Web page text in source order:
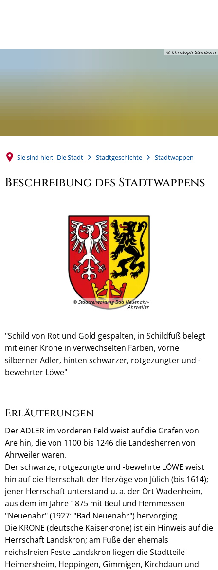
© Christoph Steinborn
Sie sind hier: Die Stadt Stadtgeschichte Stadtwappen
Beschreibung des Stadtwappens
© Stadtverwaltung Bad Neuenahr-
Ahrweiler
"Schild von Rot und Gold gespalten, in Schildfuß belegt
mit einer Krone in verwechselten Farben, vorne
silberner Adler, hinten schwarzer, rotgezungter und -
bewehrter Löwe"
Erläuterungen
Der ADLER im vorderen Feld weist auf die Grafen von
Are hin, die von 1100 bis 1246 die Landesherren von
Ahrweiler waren.
Der schwarze, rotgezungte und -bewehrte LÖWE weist
hin auf die Herrschaft der Herzöge von Jülich (bis 1614);
jener Herrschaft unterstand u. a. der Ort Wadenheim,
aus dem im Jahre 1875 mit Beul und Hemmessen
"Neuenahr" (1927: "Bad Neuenahr") hervorging.
Die KRONE (deutsche Kaiserkrone) ist ein Hinweis auf die
Herrschaft Landskron; am Fuße der ehemals
reichsfreien Feste Landskron liegen die Stadtteile
Heimersheim, Heppingen, Gimmigen, Kirchdaun und